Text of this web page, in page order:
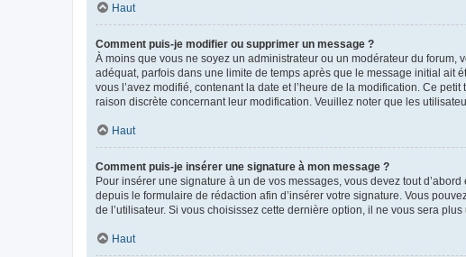
Haut
Comment puis-je modifier ou supprimer un message ?
À moins que vous ne soyez un administrateur ou un modérateur du
adéquat, parfois dans une limite de temps après que le message initial ait
vous l’avez modifié, contenant la date et l’heure de la modification. Ce
raison discrète concernant leur modification. Veuillez noter que les
Haut
Comment puis-je insérer une signature à mon message ?
Pour insérer une signature à un de vos messages, vous devez tout
depuis le formulaire de rédaction afin d’insérer votre signature. Vous
de l’utilisateur. Si vous choisissez cette dernière option, il ne vous sera
Haut